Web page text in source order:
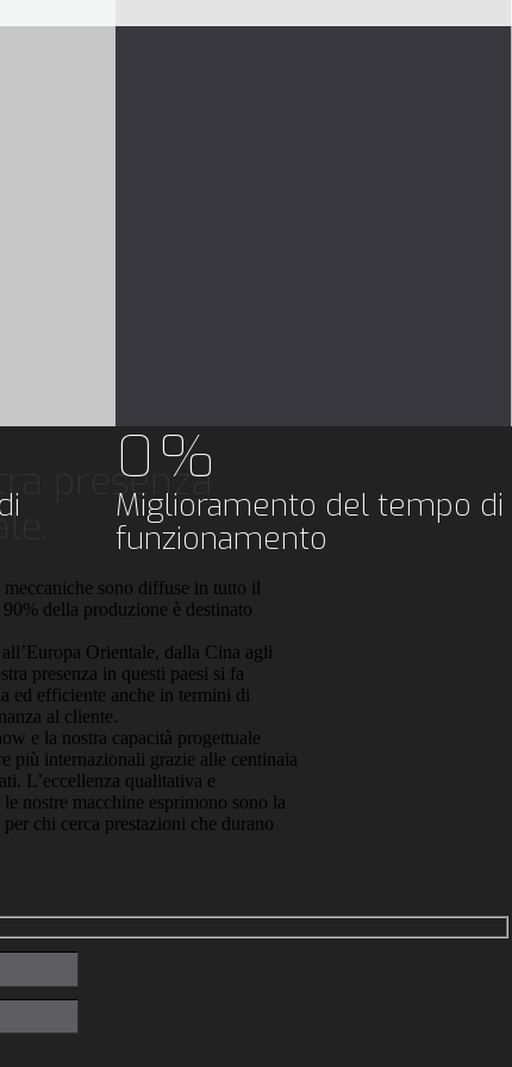
terra
0%
Miglioramento del tempo di
funzionamento
presenza
meccaniche sono diffuse in tutto il
della produzione è destinato
Orientale, dalla Cina agli
presenza in questi paesi si fa
ed efficiente anche in termini di
al cliente.
e la nostra capacità progettuale
più internazionali grazie alle centinaia
L’eccellenza qualitativa e
nostre macchine esprimono sono la
chi cerca prestazioni che durano